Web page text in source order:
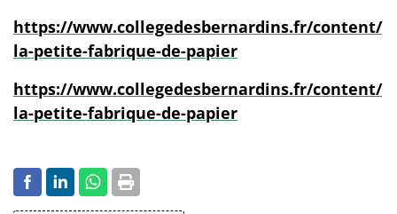
https://www.collegedesbernardins.fr/content/
la-petite-fabrique-de-papier
https://www.collegedesbernardins.fr/content/
la-petite-fabrique-de-papier